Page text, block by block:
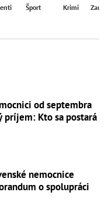
Šport Krimi
od septembra
príjem: Kto sa postará
nemocnice
o spolupráci